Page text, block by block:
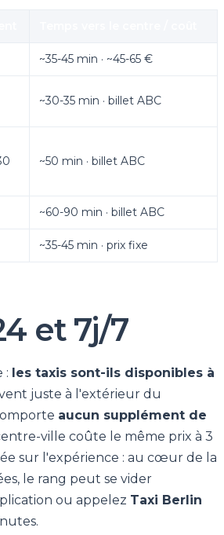
~35-45 min · ~45-65 €
~30-35 min · billet ABC
~50 min · billet ABC
~60-90 min · billet ABC
~35-45 min · prix fixe
et 7j/7
: les taxis sont-ils disponibles à
juste à l'extérieur du
aucun supplément de
ville coûte le même prix à 3
sur l'expérience : au cœur de la
le rang peut se vider
ou appelez Taxi Berlin